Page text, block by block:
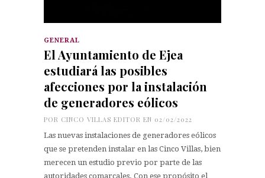
GENERAL
El Ayuntamiento de Ejea
estudiará las posibles
afecciones por la instalación
de generadores eólicos
POR CINCO VILLAS EDITOR EN 02/02/2022
Las nuevas instalaciones de generadores eólicos
que se pretenden instalar en las Cinco Villas, bien
merecen un estudio previo por parte de las
autoridades comarcales. Con ese propósito el